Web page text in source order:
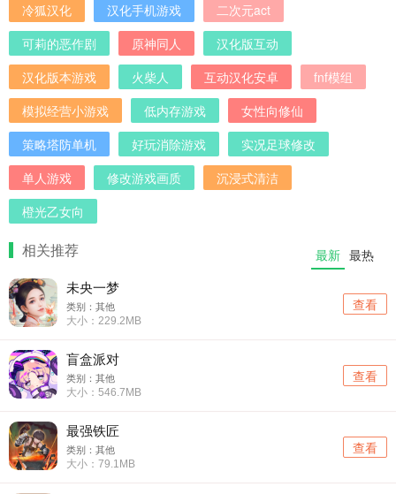
冷狐汉化 汉化手机游戏
二次元act
可莉的恶作剧
原神同人
汉化版互动
汉化版本游戏
火柴人 互动汉化安卓
fnf模组
模拟经营小游戏
低内存游戏
女性向修仙
策略塔防单机
好玩消除游戏
实况足球修改
单人游戏
修改游戏画质
沉浸式清洁
橙光乙女向
相关推荐 最新 最热
未央一梦
类别：其他
大小：229.2MB
查看
盲盒派对
类别：其他
大小：546.7MB
查看
最强铁匠
类别：其他
大小：79.1MB
查看